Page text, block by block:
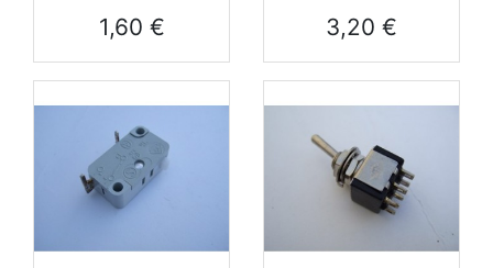
Prix
1,60 € Prix
3,20 €